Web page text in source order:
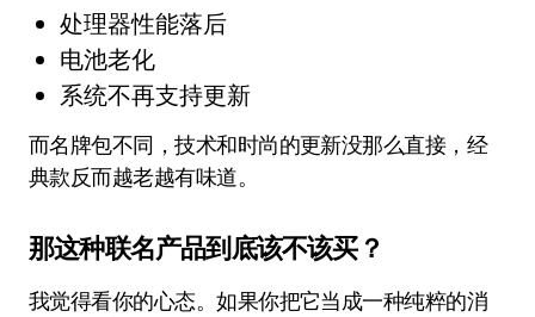
处理器性能落后
电池老化
系统不再支持更新
而名牌包不同，技术和时尚的更新没那么直接，经
典款反而越老越有味道。
那这种联名产品到底该不该买？
我觉得看你的心态。如果你把它当成一种纯粹的消